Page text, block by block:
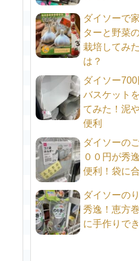
ダイソーで
ターと野菜
栽培してみ
は？
ダイソー
バスケット
てみた！泥
便利
ダイソーの
００円が秀
便利！袋に
ダイソーの
秀逸！恵方
に手作りで